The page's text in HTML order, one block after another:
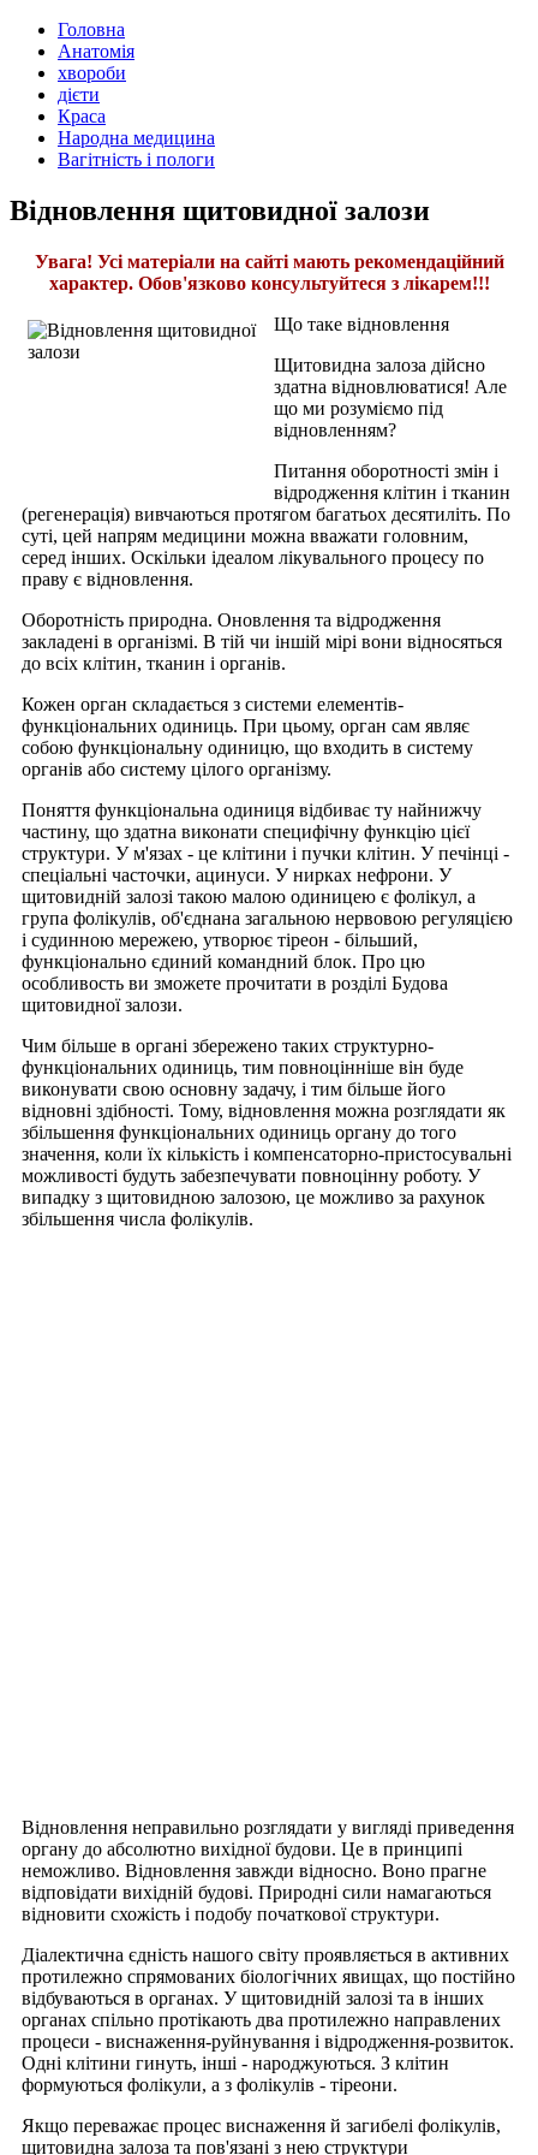
Головна
Анатомія
хвороби
дієти
Краса
Народна медицина
Вагітність і пологи
Відновлення щитовидної залози
Увага! Усі матеріали на сайті мають рекомендаційний
характер. Обов'язково консультуйтеся з лікарем!!!
Що таке відновлення
Щитовидна залоза дійсно
здатна відновлюватися! Але
що ми розуміємо під
відновленням?
Питання оборотності змін і
відродження клітин і тканин
(регенерація) вивчаються протягом багатьох десятиліть. По
суті, цей напрям медицини можна вважати головним,
серед інших. Оскільки ідеалом лікувального процесу по
праву є відновлення.
Оборотність природна. Оновлення та відродження
закладені в організмі. В тій чи іншій мірі вони відносяться
до всіх клітин, тканин і органів.
Кожен орган складається з системи елементів-
функціональних одиниць. При цьому, орган сам являє
собою функціональну одиницю, що входить в систему
органів або систему цілого організму.
Поняття функціональна одиниця відбиває ту найнижчу
частину, що здатна виконати специфічну функцію цієї
структури. У м'язах - це клітини і пучки клітин. У печінці -
спеціальні часточки, ацинуси. У нирках нефрони. У
щитовидній залозі такою малою одиницею є фолікул, а
група фолікулів, об'єднана загальною нервовою регуляцією
і судинною мережею, утворює тіреон - більший,
функціонально єдиний командний блок. Про цю
особливость ви зможете прочитати в розділі Будова
щитовидної залози.
Чим більше в органі збережено таких структурно-
функціональних одиниць, тим повноцінніше він буде
виконувати свою основну задачу, і тим більше його
відновні здібності. Тому, відновлення можна розглядати як
збільшення функціональних одиниць органу до того
значення, коли їх кількість і компенсаторно-пристосувальні
можливості будуть забезпечувати повноцінну роботу. У
випадку з щитовидною залозою, це можливо за рахунок
збільшення числа фолікулів.
Відновлення неправильно розглядати у вигляді приведення
органу до абсолютно вихідної будови. Це в принципі
неможливо. Відновлення завжди відносно. Воно прагне
відповідати вихідній будові. Природні сили намагаються
відновити схожість і подобу початкової структури.
Діалектична єдність нашого світу проявляється в активних
протилежно спрямованих біологічних явищах, що постійно
відбуваються в органах. У щитовидній залозі та в інших
органах спільно протікають два протилежно направлених
процеси - виснаження-руйнування і відродження-розвиток.
Одні клітини гинуть, інші - народжуються. З клітин
формуються фолікули, а з фолікулів - тіреони.
Якщо переважає процес виснаження й загибелі фолікулів,
щитовидна залоза та пов'язані з нею структури